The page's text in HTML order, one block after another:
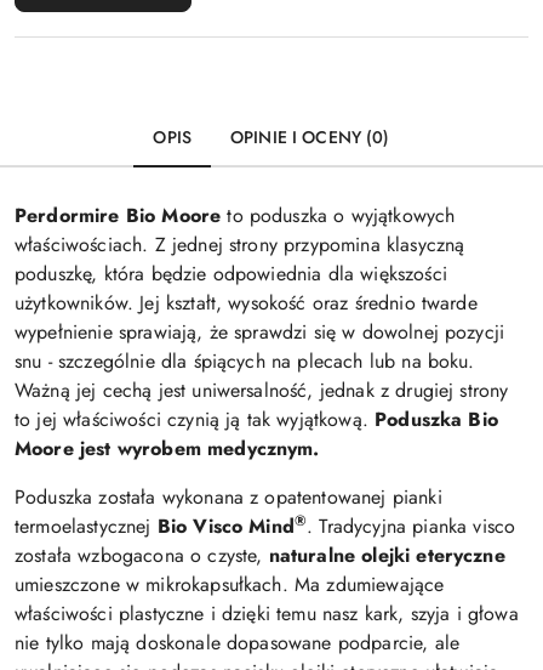
OPIS OPINIE I OCENY (0)
Perdormire Bio Moore to poduszka o wyjątkowych
właściwościach. Z jednej strony przypomina klasyczną
poduszkę, która będzie odpowiednia dla większości
użytkowników. Jej kształt, wysokość oraz średnio twarde
wypełnienie sprawiają, że sprawdzi się w dowolnej pozycji
snu - szczególnie dla śpiących na plecach lub na boku.
Ważną jej cechą jest uniwersalność, jednak z drugiej strony
to jej właściwości czynią ją tak wyjątkową. Poduszka Bio
Moore jest wyrobem medycznym.
Poduszka została wykonana z opatentowanej pianki
termoelastycznej BioVisco Mind®. Tradycyjna pianka visco
została wzbogacona o czyste, naturalne olejki eteryczne
umieszczone w mikrokapsułkach. Ma zdumiewające
właściwości plastyczne i dzięki temu nasz kark, szyja i głowa
nie tylko mają doskonale dopasowane podparcie, ale